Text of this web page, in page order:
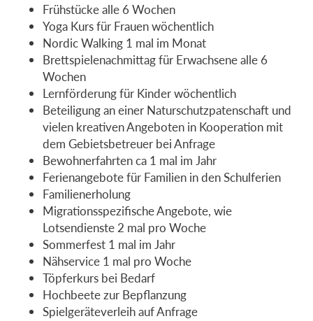
Frühstücke alle 6 Wochen
Yoga Kurs für Frauen wöchentlich
Nordic Walking 1 mal im Monat
Brettspielenachmittag für Erwachsene alle 6
Wochen
Lernförderung für Kinder wöchentlich
Beteiligung an einer Naturschutzpatenschaft und
vielen kreativen Angeboten in Kooperation mit
dem Gebietsbetreuer bei Anfrage
Bewohnerfahrten ca 1 mal im Jahr
Ferienangebote für Familien in den Schulferien
Familienerholung
Migrationsspezifische Angebote, wie
Lotsendienste 2 mal pro Woche
Sommerfest 1 mal im Jahr
Nähservice 1 mal pro Woche
Töpferkurs bei Bedarf
Hochbeete zur Bepflanzung
Spielgeräteverleih auf Anfrage